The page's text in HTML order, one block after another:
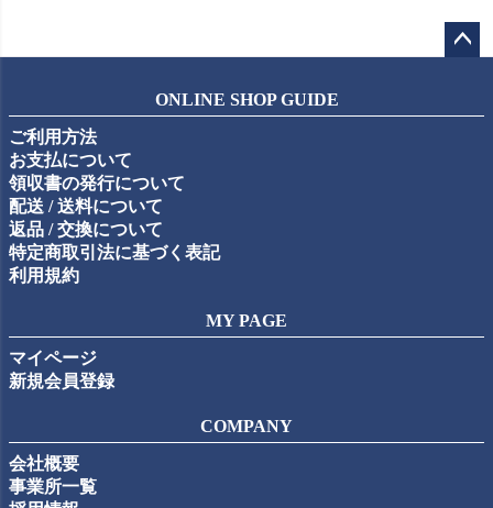
ップ
ONLINE SHOP GUIDE
ご利用方法
お支払について
領収書の発行について
配送 / 送料について
返品 / 交換について
特定商取引法に基づく表記
利用規約
MY PAGE
マイページ
新規会員登録
COMPANY
会社概要
事業所一覧